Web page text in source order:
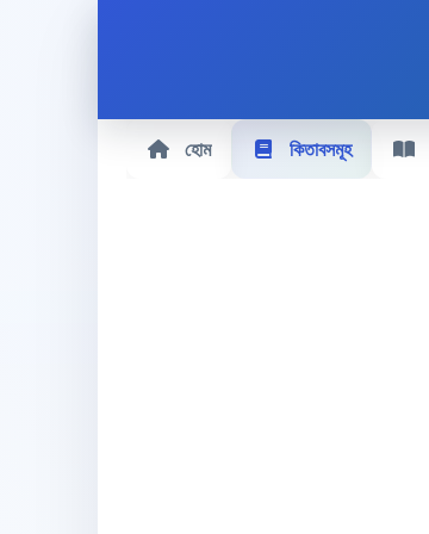
হোম কিতাবসমূহ